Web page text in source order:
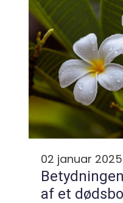
02 januar 2025
af et dødsbo